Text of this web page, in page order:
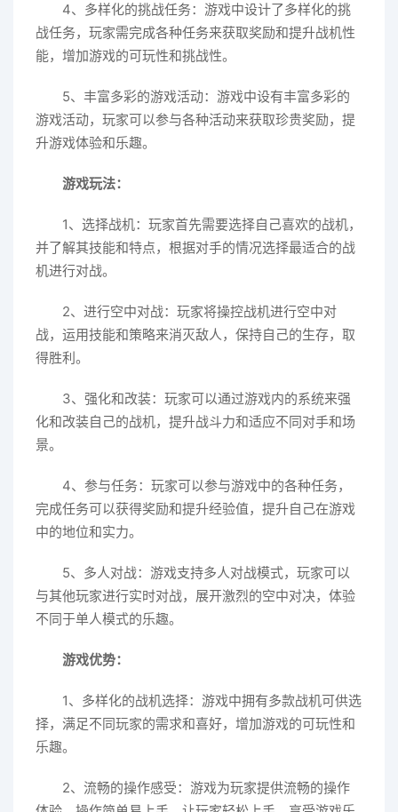
4、多样化的挑战任务：游戏中设计了多样化的挑
战任务，玩家需完成各种任务来获取奖励和提升战机性
能，增加游戏的可玩性和挑战性。
5、丰富多彩的游戏活动：游戏中设有丰富多彩的
游戏活动，玩家可以参与各种活动来获取珍贵奖励，提
升游戏体验和乐趣。
游戏玩法：
1、选择战机：玩家首先需要选择自己喜欢的战机，
并了解其技能和特点，根据对手的情况选择最适合的战
机进行对战。
2、进行空中对战：玩家将操控战机进行空中对
战，运用技能和策略来消灭敌人，保持自己的生存，取
得胜利。
3、强化和改装：玩家可以通过游戏内的系统来强
化和改装自己的战机，提升战斗力和适应不同对手和场
景。
4、参与任务：玩家可以参与游戏中的各种任务，
完成任务可以获得奖励和提升经验值，提升自己在游戏
中的地位和实力。
5、多人对战：游戏支持多人对战模式，玩家可以
与其他玩家进行实时对战，展开激烈的空中对决，体验
不同于单人模式的乐趣。
游戏优势：
1、多样化的战机选择：游戏中拥有多款战机可供选
择，满足不同玩家的需求和喜好，增加游戏的可玩性和
乐趣。
2、流畅的操作感受：游戏为玩家提供流畅的操作